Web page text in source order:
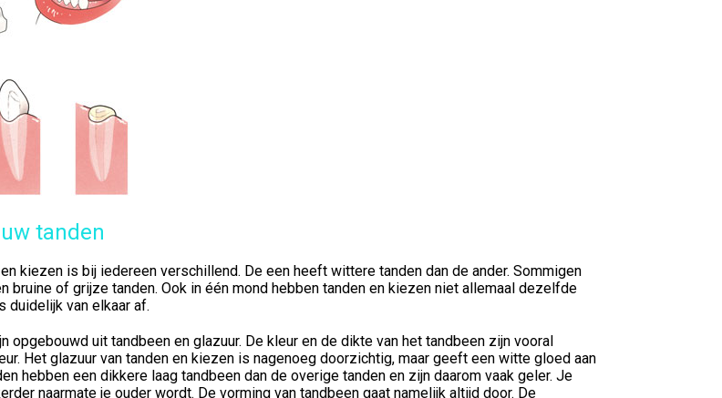
tanden
kiezen is bij iedereen verschillend. De een heeft wittere tanden dan de ander. Sommigen
bruine of grijze tanden. Ook in één mond hebben tanden en kiezen niet allemaal dezelfde
duidelijk van elkaar af.
opgebouwd uit tandbeen en glazuur. De kleur en de dikte van het tandbeen zijn vooral
Het glazuur van tanden en kiezen is nagenoeg doorzichtig, maar geeft een witte gloed aan
hebben een dikkere laag tandbeen dan de overige tanden en zijn daarom vaak geler. Je
naarmate je ouder wordt. De vorming van tandbeen gaat namelijk altijd door. De